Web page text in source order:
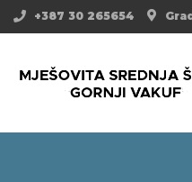
+387 30 265654